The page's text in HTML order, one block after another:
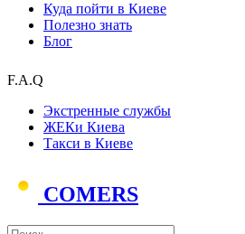
Куда пойти в Киеве
Полезно знать
Блог
F.A.Q
Экстренные службы
ЖЕКи Киева
Такси в Киеве
COMERS